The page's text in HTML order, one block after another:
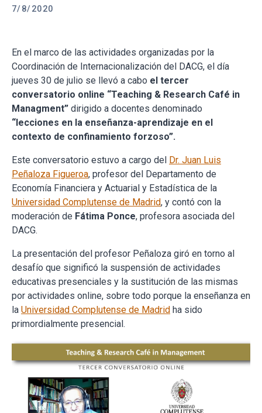
7/8/2020
En el marco de las actividades organizadas por la
Coordinación de Internacionalización del DACG, el día
jueves 30 de julio se llevó a cabo el tercer
conversatorio online “Teaching & Research Café in
Managment” dirigido a docentes denominado
“lecciones en la enseñanza-aprendizaje en el
contexto de confinamiento forzoso”.
Este conversatorio estuvo a cargo del Dr. Juan Luis
Peñaloza Figueroa, profesor del Departamento de
Economía Financiera y Actuarial y Estadística de la
Universidad Complutense de Madrid, y contó con la
moderación de Fátima Ponce, profesora asociada del
DACG.
La presentación del profesor Peñaloza giró en torno al
desafío que significó la suspensión de actividades
educativas presenciales y la sustitución de las mismas
por actividades online, sobre todo porque la enseñanza en
la Universidad Complutense de Madrid ha sido
primordialmente presencial.